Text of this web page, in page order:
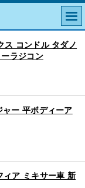
ス コンドル タダノ
ラジコン
ー 平ボディーア
ア ミキサー車 新